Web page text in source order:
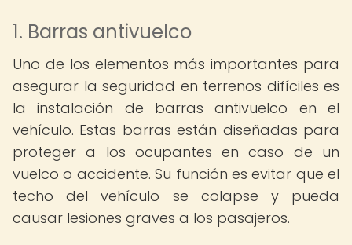
1. Barras antivuelco
Uno de los elementos más importantes para
asegurar la seguridad en terrenos difíciles es
la instalación de barras antivuelco en el
vehículo. Estas barras están diseñadas para
proteger a los ocupantes en caso de un
vuelco o accidente. Su función es evitar que el
techo del vehículo se colapse y pueda
causar lesiones graves a los pasajeros.